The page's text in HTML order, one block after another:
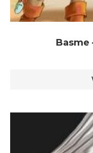
Basme